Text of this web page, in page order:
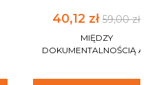
40,12 zł 59,00 zł
MIĘDZY
DOKUMENTALNOŚCIĄ A...